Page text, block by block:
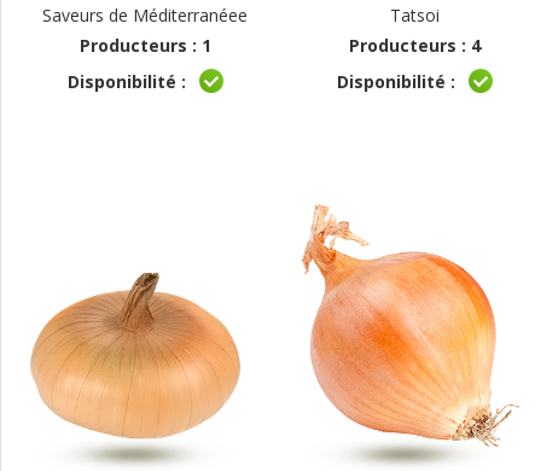
Saveurs de Méditerranéee
Producteurs : 1
Disponibilité :
Tatsoi
Producteurs : 4
Disponibilité :